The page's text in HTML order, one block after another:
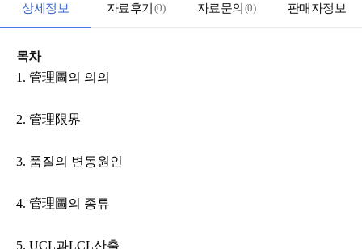
상세정보 자료후기 (0) 자료문의 (0) 판매자정보
목차
1. 管理圖의 의의
2. 管理限界
3. 품질의 변동원인
4. 管理圖의 종류
5. UCL과LCL산출